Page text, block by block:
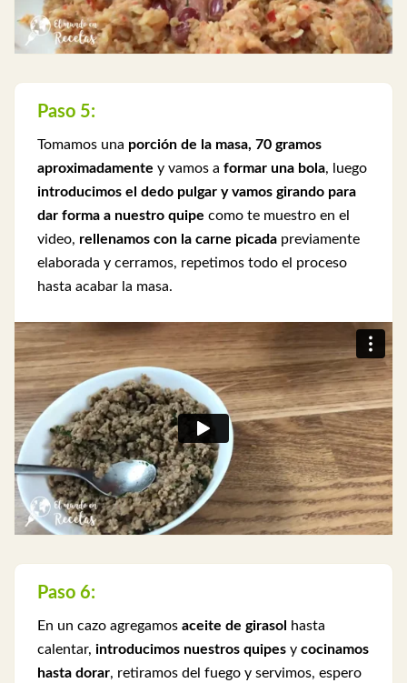
Paso 5:
Tomamos una porción de la masa, 70 gramos
aproximadamente y vamos a formar una bola, luego
introducimos el dedo pulgar y vamos girando para
dar forma a nuestro quipe como te muestro en el
video, rellenamos con la carne picada previamente
elaborada y cerramos, repetimos todo el proceso
hasta acabar la masa.
Paso 6:
En un cazo agregamos aceite de girasol
hasta
calentar, introducimos nuestros quipes y cocinamos
hasta dorar, retiramos del fuego y servimos, espero